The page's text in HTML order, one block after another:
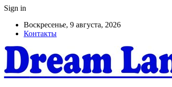
Sign in
Воскресенье, 9 августа, 2026
Контакты